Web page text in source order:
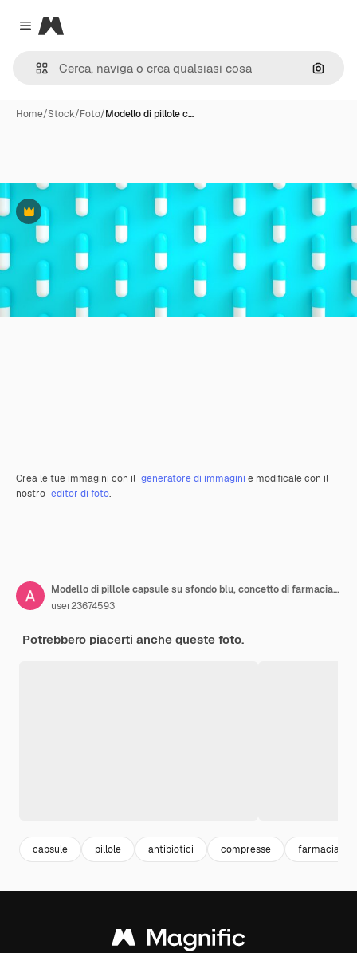
Close menu
Magnific
Cerca
Home/Stock/Foto/Modello di pillole c…
Premium
Crea le tue immagini con il generatore di immagini e modificale con il
nostro editor di foto.
Modello di pillole capsule su sfondo blu, concetto di farmacia, immagine panoramica, rendering 3d,
user23674593
Potrebbero piacerti anche queste foto.
capsule pillole antibiotici compresse farmacia